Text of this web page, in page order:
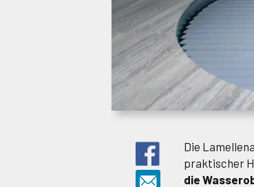
Die
praktischer
die